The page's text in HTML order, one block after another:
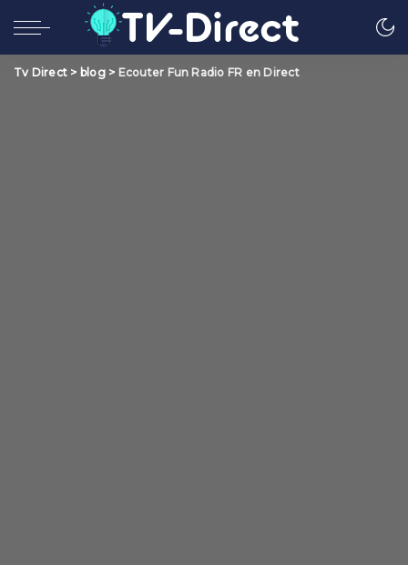
Tv Direct > blog> Ecouter Fun Radio FR en Direct